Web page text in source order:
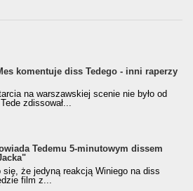
komentuje diss Tedego - inni raperzy
na warszawskiej scenie nie było od
zdissował...
Tedemu 5-minutowym dissem
się, że jedyną reakcją Winiego na diss
film z...